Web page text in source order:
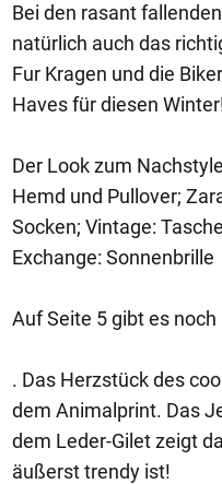
Bei den rasant
natürlich auch das
Fur Kragen und die
Haves für diesen
Der Look zum
Hemd und Pullover;
Socken; Vintage:
Exchange: Sonnenbrille
Auf Seite 5 gibt es
. Das Herzstück des
dem Animalprint. Das
dem Leder-Gilet zeigt
äußerst trendy ist!